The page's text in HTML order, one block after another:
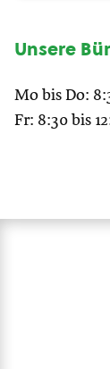
Unsere
Mo bis Do:
Fr: 8:30 bis